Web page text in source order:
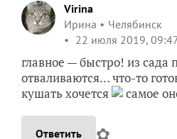
Virina
Ирина
Челябинск
22 июля 2019,
главное — быстро! из сада
отваливаются… что-то
кушать хочется
самое
Ответить ✿